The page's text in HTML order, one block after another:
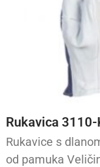
Rukavica 3110-
Rukavice s
od pamuka